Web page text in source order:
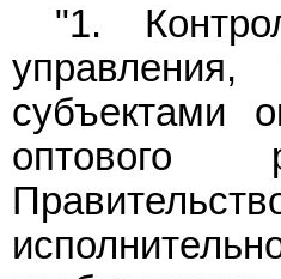
"1.
субъектами
оптового